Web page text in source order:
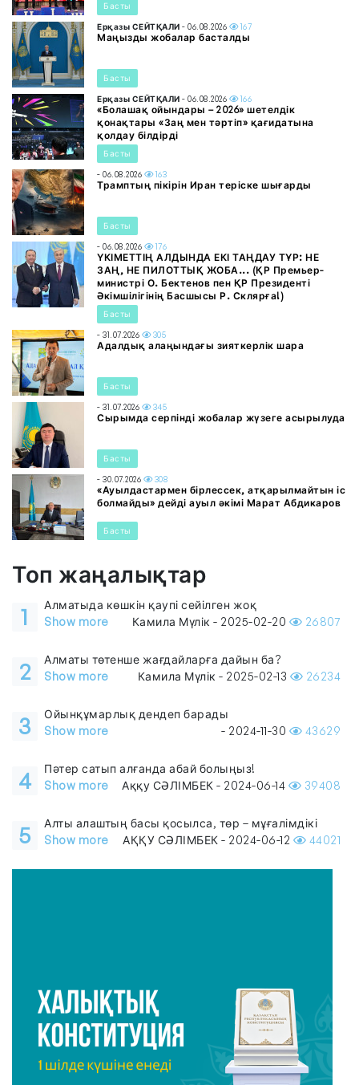
Басты
Ерқазы СЕЙТҚАЛИ - 06.08.2026 167
Маңызды жобалар басталды
Басты
Ерқазы СЕЙТҚАЛИ - 06.08.2026 166
«Болашақ ойындары – 2026» шетелдік
қонақтары «Заң мен тәртіп» қағидатына
қолдау білдірді
Басты
- 06.08.2026 163
Трамптың пікірін Иран теріске шығарды
Басты
- 06.08.2026 176
ҮКІМЕТТІҢ АЛДЫНДА ЕКІ ТАҢДАУ ТҰР: НЕ
ЗАҢ, НЕ ПИЛОТТЫҚ ЖОБА... (ҚР Премьер-
министрі О. Бектенов пен ҚР Президенті
Әкімшілігінің Басшысы Р. Склярға!)
Басты
- 31.07.2026 305
Адалдық алаңындағы зияткерлік шара
Басты
- 31.07.2026 345
Сырымда серпінді жобалар жүзеге асырылуда
Басты
- 30.07.2026 308
«Ауылдастармен бірлессек, атқарылмайтын іс
болмайды» дейді ауыл әкімі Марат Абдикаров
Басты
Топ жаңалықтар
1
Алматыда көшкін қаупі сейілген жоқ
Show more
Камила Мүлік - 2025-02-20 26807
2
Алматы төтенше жағдайларға дайын ба?
Show more
Камила Мүлік - 2025-02-13 26234
3
Ойынқұмарлық дендеп барады
Show more
- 2024-11-30 43629
4
Пәтер сатып алғанда абай болыңыз!
Show more
Аққу СӘЛІМБЕК - 2024-06-14 39408
5
Алты алаштың басы қосылса, төр – мұғалімдікі
Show more
АҚҚУ СӘЛІМБЕК - 2024-06-12 44021